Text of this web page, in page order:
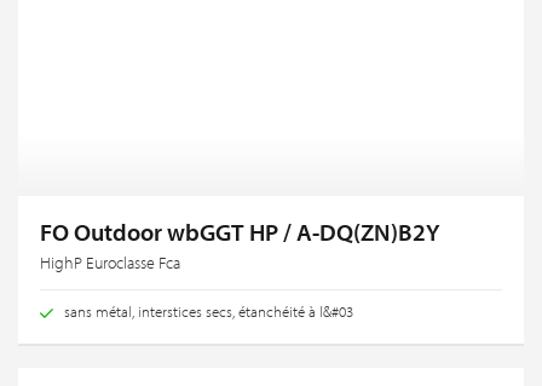
FO Outdoor wbGGT HP / A-DQ(ZN)B2Y
HighP Euroclasse Fca
sans métal, interstices secs, étanchéité à l&#03